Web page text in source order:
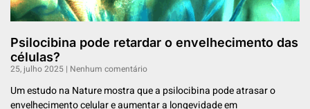
Psilocibina pode retardar o envelhecimento das
células?
25, julho 2025 Nenhum comentário
Um estudo na Nature mostra que a psilocibina pode atrasar o
envelhecimento celular e aumentar a longevidade em